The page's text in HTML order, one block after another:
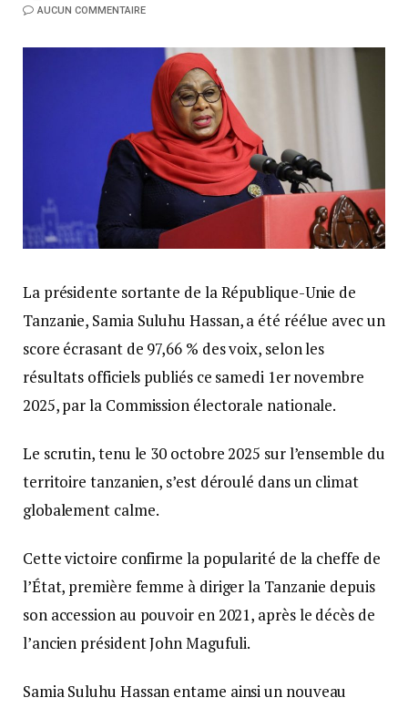
AUCUN COMMENTAIRE
La présidente sortante de la République-Unie de
Tanzanie, Samia Suluhu Hassan, a été réélue avec un
score écrasant de 97,66 % des voix, selon les
résultats officiels publiés ce samedi 1er novembre
2025, par la Commission électorale nationale.
Le scrutin, tenu le 30 octobre 2025 sur l’ensemble du
territoire tanzanien, s’est déroulé dans un climat
globalement calme.
Cette victoire confirme la popularité de la cheffe de
l’État, première femme à diriger la Tanzanie depuis
son accession au pouvoir en 2021, après le décès de
l’ancien président John Magufuli.
Samia Suluhu Hassan entame ainsi un nouveau